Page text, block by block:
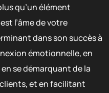
qu’un élément
l’âme de votre
dans son succès à
émotionnelle, en
se démarquant de la
et en facilitant